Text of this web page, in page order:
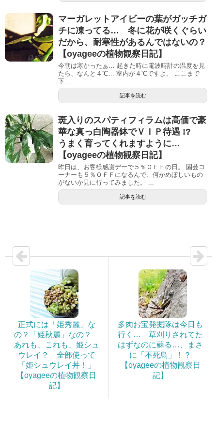
マーガレットアイビーの葉がガッチガ
チに凍ってる… 冬に花が咲くぐらい
だから、耐寒性があるんではないの？
【oyageeの植物観察日記】
今朝は寒かったぁ… 起きた時に電波時計の温度を見
たら、なんと４℃… 室内が４℃ですよ。 ここまで
下...
記事を読む
斑入りのスパティフィラムは高価で豪
華な真っ白陶器鉢でＶＩＰ待遇 !?
うまく育ってくれますように…
【oyageeの植物観察日記】
昨日は、お客様感謝デーで５％ＯＦＦの日。 園芸コ
ーナーも５％ＯＦＦになるんで、何かめぼしいもの
がないか見に行ってみました。 ...
記事を読む
正式には「姫秀麗」な
の？「姫秋麗」なの？
あれも、これも、姫シュ
ウレイ？ 全部使って
「姫シュウレイ丼！」
【oyageeの植物観察日
記】
多肉お宝発掘隊は今日も
行く… 草刈りされてた
はずなのに蘇る…、まさ
に「不死鳥」！？
【oyageeの植物観察日
記】